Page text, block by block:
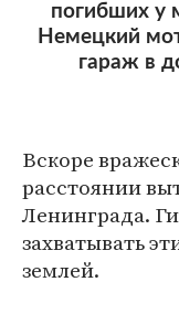
погибших у
Немецкий
гараж в
Вскоре
расстоянии
Ленинграда.
захватывать
землей.